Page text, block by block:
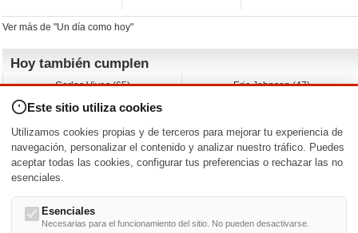
Ver más de "Un día como hoy"
Hoy también cumplen
Carlos Vives (65)
Nicholas Ray (-)
Charlize Theron (51)
Maggie Wheeler (65)
Eric Johnson (47)
Wayne Knight (71)
Michael Shannon (52)
Nacimientos y estrenos en la fecha
DD/MM /
Este sitio utiliza cookies
Utilizamos cookies propias y de terceros para mejorar tu experiencia de
navegación, personalizar el contenido y analizar nuestro tráfico. Puedes
aceptar todas las cookies, configurar tus preferencias o rechazar las no
esenciales.
Esenciales
Necesarias para el funcionamiento del sitio. No pueden desactivarse.